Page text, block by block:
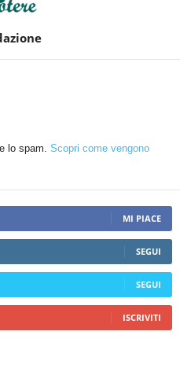
lo spam. Scopri come vengono
MI PIACE
SEGUI
SEGUI
ISCRIVITI